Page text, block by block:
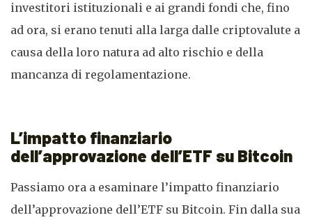
investitori istituzionali e ai grandi fondi che, fino
ad ora, si erano tenuti alla larga dalle criptovalute a
causa della loro natura ad alto rischio e della
mancanza di regolamentazione.
L’impatto finanziario
dell’approvazione dell’ETF su Bitcoin
Passiamo ora a esaminare l’impatto finanziario
dell’approvazione dell’ETF su Bitcoin. Fin dalla sua